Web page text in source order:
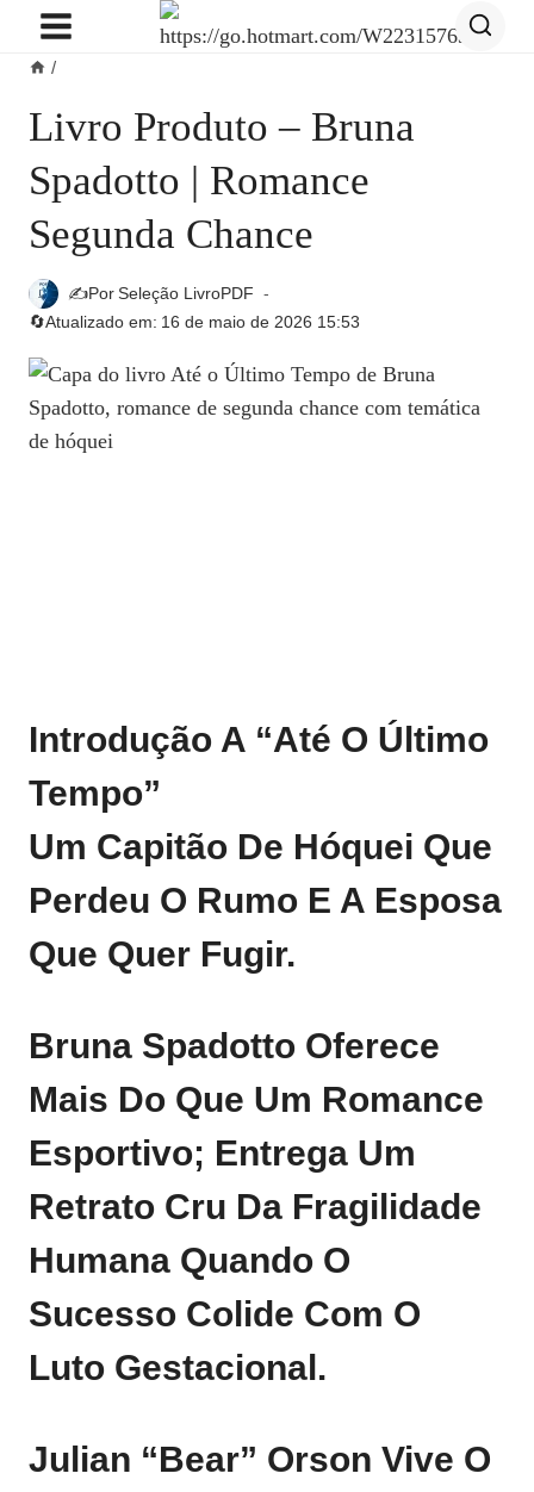
Pular
Conteúdo
/
Livro Produto – Bruna
Spadotto | Romance
Segunda Chance
✍️PorSeleção LivroPDF
🔄Atualizado em: 16 de maio de 2026 15:53
Introdução A “Até O Último
Tempo”
Um Capitão De Hóquei Que
Perdeu O Rumo E A Esposa
Que Quer Fugir.
Bruna Spadotto Oferece
Mais Do Que Um Romance
Esportivo; Entrega Um
Retrato Cru Da Fragilidade
Humana Quando O
Sucesso Colide Com O
Luto Gestacional.
Julian “Bear” Orson Vive O